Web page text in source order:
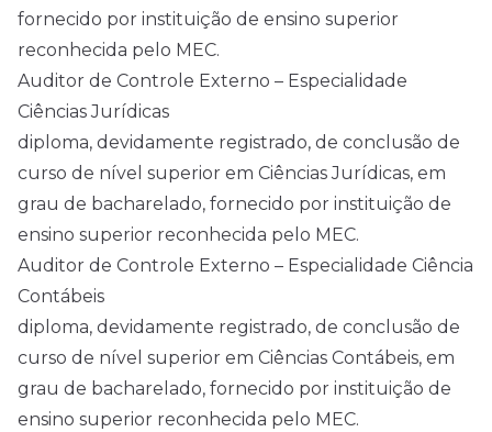
fornecido por instituição de ensino superior
reconhecida pelo MEC.
Auditor de Controle Externo – Especialidade
Ciências Jurídicas
diploma, devidamente registrado, de conclusão de
curso de nível superior em Ciências Jurídicas, em
grau de bacharelado, fornecido por instituição de
ensino superior reconhecida pelo MEC.
Auditor de Controle Externo – Especialidade Ciência
Contábeis
diploma, devidamente registrado, de conclusão de
curso de nível superior em Ciências Contábeis, em
grau de bacharelado, fornecido por instituição de
ensino superior reconhecida pelo MEC.